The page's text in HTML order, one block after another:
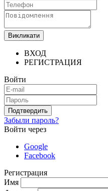
Викликати
ВХОД
РЕГИСТРАЦИЯ
Войти
Подтвердить
Забыли пароль?
Войти через
Google
Facebook
Регистрация
Имя